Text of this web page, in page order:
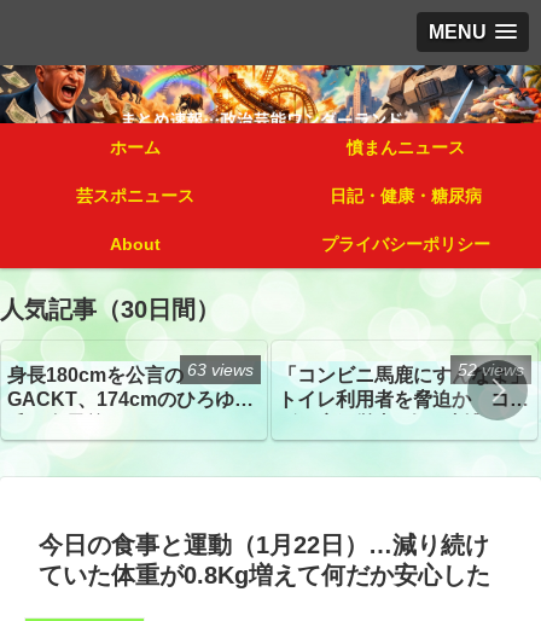
MENU
ホーム 憤まんニュース
芸スポニュース 日記・健康・糖尿病
About プライバシーポリシー
人気記事（30日間）
身長180cmを公言の
GACKT、174cmのひろゆき
トざわつき イベントでの写
真が話題
63 views
「コンビニ馬鹿にすんなよ」
トイレ利用者を脅迫か コン
52 views
今日の食事と運動（1月22日）…減り続け
ていた体重が0.8Kg増えて何だか安心した